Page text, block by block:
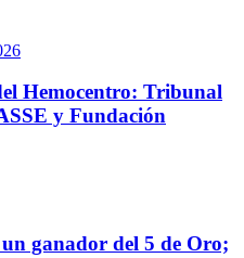
Hemocentro: Tribunal
y Fundación
ganador del 5 de Oro;